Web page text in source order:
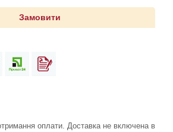
Замовити
оплати. Доставка не включена в